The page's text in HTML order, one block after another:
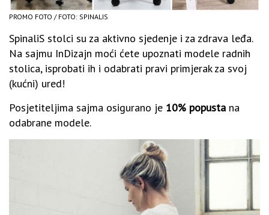
PROMO FOTO / FOTO: SPINALIS
SpinaliS stolci su za aktivno sjedenje i za zdrava leđa.
Na sajmu InDizajn moći ćete upoznati modele radnih
stolica, isprobati ih i odabrati pravi primjerak za svoj
(kućni) ured!
Posjetiteljima sajma osigurano je 10% popusta na
odabrane modele.